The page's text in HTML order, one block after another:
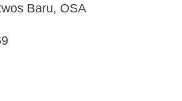
Baru, OSA